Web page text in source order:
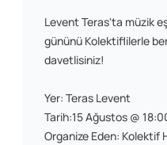
Levent Teras'ta müzik
gününü Kolektiflilerle
davetlisiniz!
Yer: Teras Levent
Tarih:15 Ağustos @
Organize Eden: Kolektif